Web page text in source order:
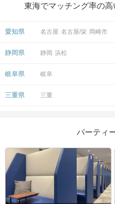
東海でマッチング率の
愛知県 名古屋 名古屋/栄 岡崎市
静岡県 静岡 浜松
岐阜県 岐阜
三重県 三重
パーティ